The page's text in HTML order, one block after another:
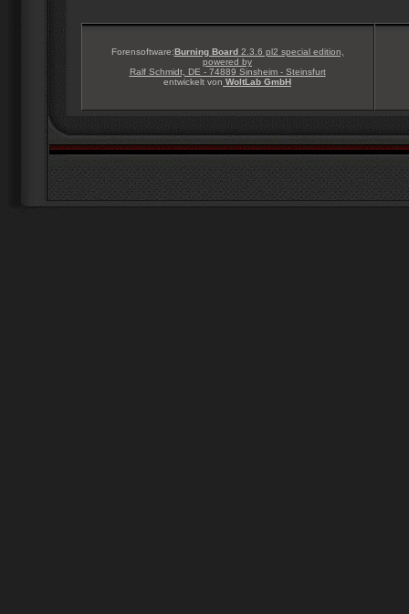
Forensoftware:Burning Board2.3.6 pl2 special edition,
powered by
Ralf Schmidt, DE - 74889 Sinsheim - Steinsfurt
entwickelt von WoltLab GmbH